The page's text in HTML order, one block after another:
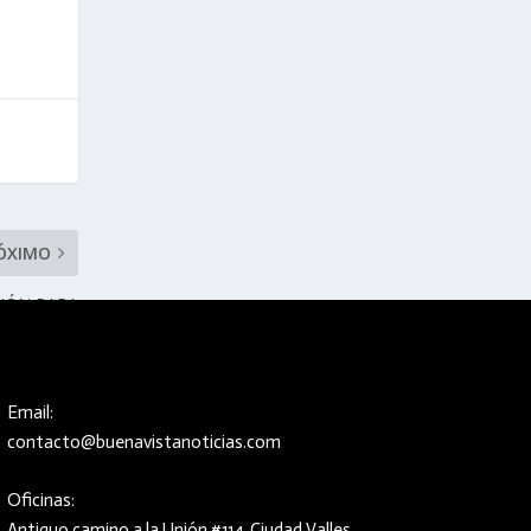
PARA
Email:
contacto@buenavistanoticias.com
Oficinas: